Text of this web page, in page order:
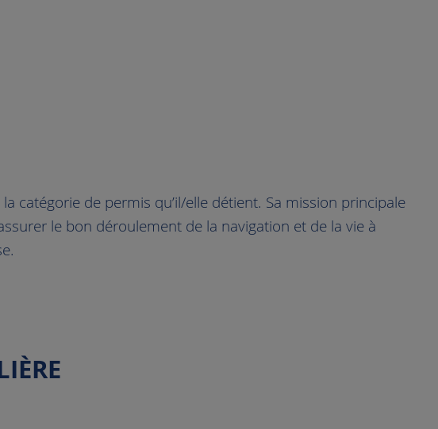
catégorie de permis qu’il/elle détient. Sa mission principale
le bon déroulement de la navigation et de la vie à